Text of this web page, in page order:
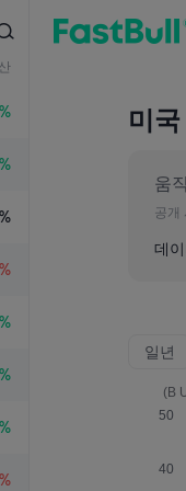
검색
미
움
공개
데
일년